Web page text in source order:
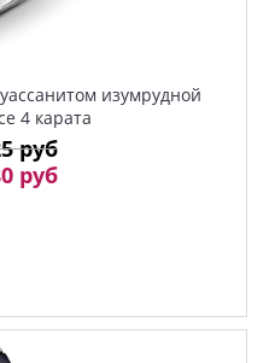
изумрудной
4 карата
руб
руб